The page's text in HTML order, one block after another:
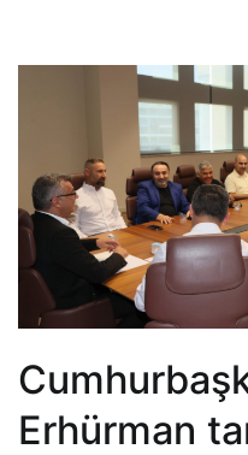
Erhürman